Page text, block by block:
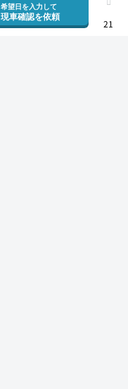
ランドクルーザー
希望日を入力して
現車確認を依頼
21